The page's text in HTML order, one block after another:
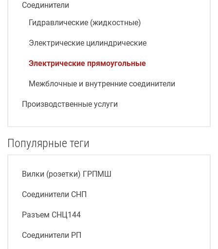
Соединители
Гидравлические (жидкостные)
Электрические цилиндрические
Электрические прямоугольные
Межблочные и внутренние соединители
Производственные услуги
Популярные теги
Вилки (розетки) ГРПМШ
Соединители СНП
Разъем СНЦ144
Соединители РП